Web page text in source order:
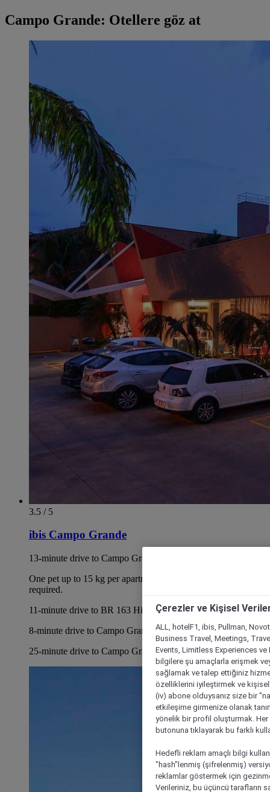
Campo Grande: Otellere göz at
3.5 / 5
ibis Campo Grande
13-minute drive to Campo Grande Center
One pet up to 15 kg per apartment for a fee. Vaccination card
required.
11-minute drive to BR 163 Highway
8-minute drive to Campo Grande Mall
25-minute drive to Campo Grande International Airport
Çerezler ve Kişisel
ALL, hotelF1, ibis, Pullman,
Business Travel, Meetings,
Events, Limitless Experiences
bilgilere şu amaçlarla erişmek
sağlamak ve talep ettiğiniz
özelliklerini iyileştirmek ve
(iv) abone olduysanız size bir
etkileşime girmenize olanak
yönelik bir profil oluşturmak.
butonuna tıklayarak bu farklı
Hedefli reklam amaçlı bilgi
"hash"lenmiş (şifrelenmiş)
reklamlar göstermek için
Verileriniz, bu üçüncü tarafların